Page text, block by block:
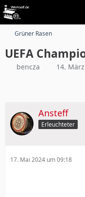
Grüner Rasen
UEFA
bencza 14.
Ansteff
Erleuchteter
17. Mai 2024 um 09:18